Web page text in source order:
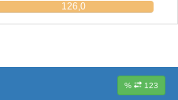
126,0
% 123